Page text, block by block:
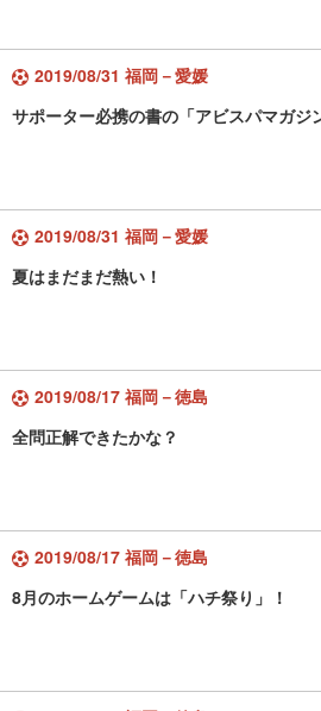
2019/08/31 福岡－愛媛
サポーター必携の書の「アビスパマガジ
2019/08/31 福岡－愛媛
夏はまだまだ熱い！
2019/08/17 福岡－徳島
全問正解できたかな？
2019/08/17 福岡－徳島
8月のホームゲームは「ハチ祭り」！